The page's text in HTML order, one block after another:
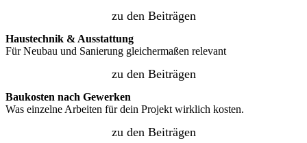
zu den Beiträgen
Haustechnik & Ausstattung
Für Neubau und Sanierung gleichermaßen relevant
zu den Beiträgen
Baukosten nach Gewerken
Was einzelne Arbeiten für dein Projekt wirklich kosten.
zu den Beiträgen